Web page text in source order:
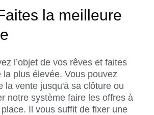
la meilleure
l’objet de vos rêves et faites
la plus élevée. Vous pouvez
la vente jusqu'à sa clôture ou
notre système faire les offres à
Il vous suffit de fixer une